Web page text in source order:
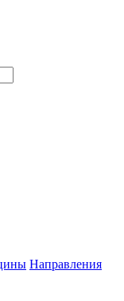
Направления